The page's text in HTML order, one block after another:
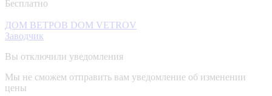
Бесплатно
ДОМ ВЕТРОВ DOM VETROV
Заводчик
Вы отключили уведомления
Мы не сможем отправить вам уведомление об изменении
цены